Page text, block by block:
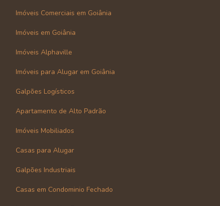
Imóveis Comerciais em Goiânia
Imóveis em Goiânia
Imóveis Alphaville
Imóveis para Alugar em Goiânia
Galpões Logísticos
Apartamento de Alto Padrão
Imóveis Mobiliados
Casas para Alugar
Galpões Industriais
Casas em Condominio Fechado